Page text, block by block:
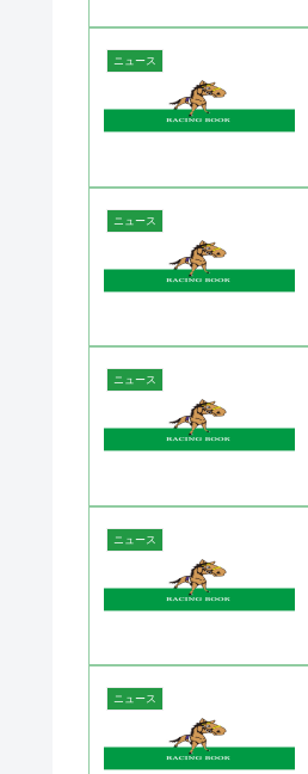
ニュース
ニュース
ニュース
ニュース
ニュース